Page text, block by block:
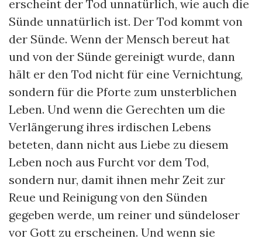
erscheint der Tod unnatürlich, wie auch die
Sünde unnatürlich ist. Der Tod kommt von
der Sünde. Wenn der Mensch bereut hat
und von der Sünde gereinigt wurde, dann
hält er den Tod nicht für eine Vernichtung,
sondern für die Pforte zum unsterblichen
Leben. Und wenn die Gerechten um die
Verlängerung ihres irdischen Lebens
beteten, dann nicht aus Liebe zu diesem
Leben noch aus Furcht vor dem Tod,
sondern nur, damit ihnen mehr Zeit zur
Reue und Reinigung von den Sünden
gegeben werde, um reiner und sündeloser
vor Gott zu erscheinen. Und wenn sie